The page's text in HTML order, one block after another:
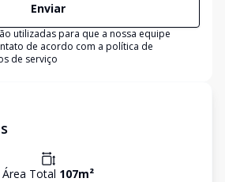
Enviar
utilizadas para que a nossa equipe
de acordo com a política de
de serviço
Área Total 107m²